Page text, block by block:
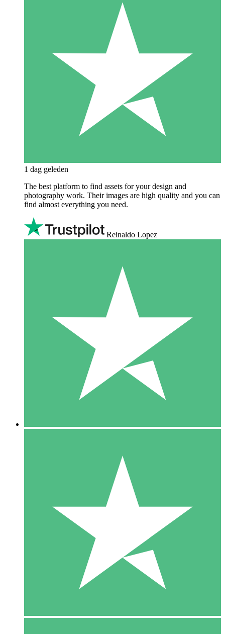
1 dag geleden
The best platform to find assets for your design and
photography work. Their images are high quality and you can
find almost everything you need.
Reinaldo Lopez